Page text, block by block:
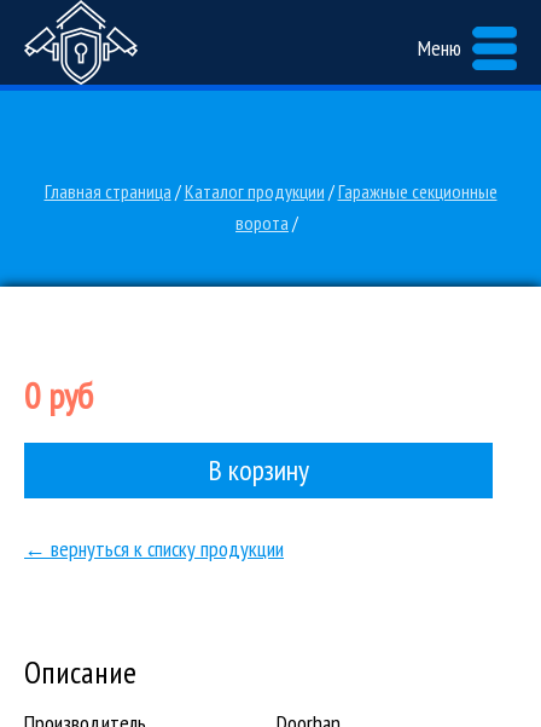
Меню
Главная страница /Каталог продукции /Гаражные секционные
ворота /
0 руб
В корзину
← вернуться к списку продукции
Описание